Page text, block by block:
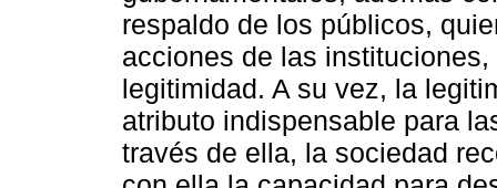
respaldo de los públicos,
acciones de las
legitimidad. A su vez, la
atributo indispensable para
través de ella, la sociedad